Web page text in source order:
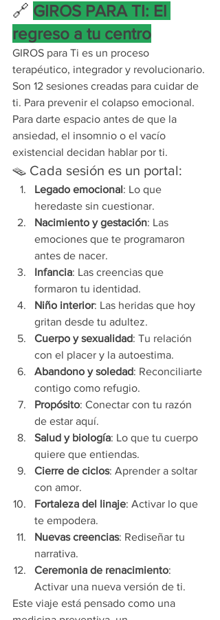
🔗 GIROS PARA TI: El
regreso a tu centro
GIROS para Ti es un proceso
terapéutico, integrador y revolucionario.
Son 12 sesiones creadas para cuidar de
ti. Para prevenir el colapso emocional.
Para darte espacio antes de que la
ansiedad, el insomnio o el vacío
existencial decidan hablar por ti.
🪤 Cada sesión es un portal:
Legado emocional: Lo que
heredaste sin cuestionar.
Nacimiento y gestación: Las
emociones que te programaron
antes de nacer.
Infancia: Las creencias que
formaron tu identidad.
Niño interior: Las heridas que hoy
gritan desde tu adultez.
Cuerpo y sexualidad: Tu relación
con el placer y la autoestima.
Abandono y soledad: Reconciliarte
contigo como refugio.
Propósito: Conectar con tu razón
de estar aquí.
Salud y biología: Lo que tu cuerpo
quiere que entiendas.
Cierre de ciclos: Aprender a soltar
con amor.
Fortaleza del linaje: Activar lo que
te empodera.
Nuevas creencias: Rediseñar tu
narrativa.
Ceremonia de renacimiento:
Activar una nueva versión de ti.
Este viaje está pensado como una